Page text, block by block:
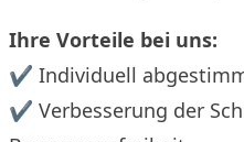
Ihre Vorteile bei uns:
✔ Individuell
✔ Verbesserung der